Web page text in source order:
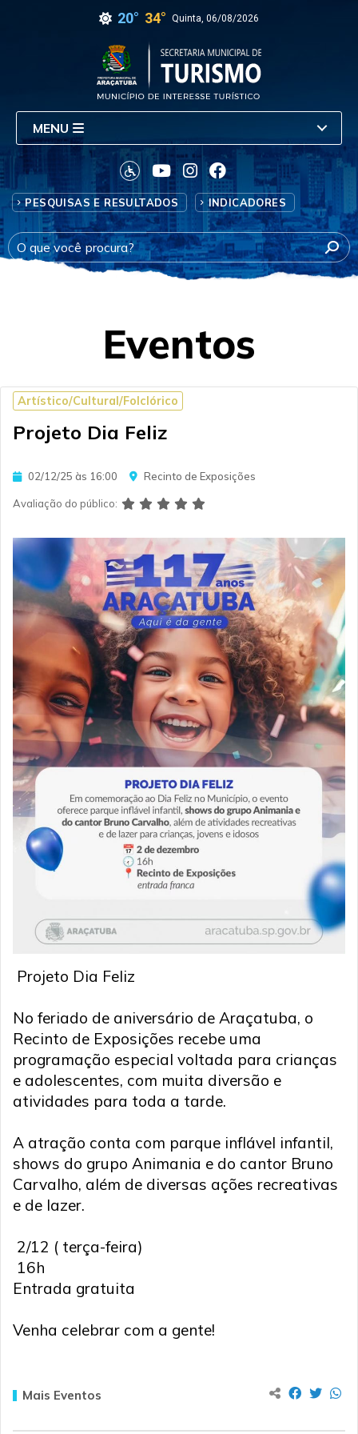
20° 34° Quinta, 06/08/2026
MENU
PESQUISAS E RESULTADOS INDICADORES
Eventos
Artístico/Cultural/Folclórico
Projeto Dia Feliz
02/12/25 às 16:00 Recinto de Exposições
Avaliação do público:
Projeto Dia Feliz
No feriado de aniversário de Araçatuba, o
Recinto de Exposições recebe uma
programação especial voltada para crianças
e adolescentes, com muita diversão e
atividades para toda a tarde.
A atração conta com parque inflável infantil,
shows do grupo Animania e do cantor Bruno
Carvalho, além de diversas ações recreativas
e de lazer.
2/12 ( terça-feira)
16h
Entrada gratuita
Venha celebrar com a gente!
Mais Eventos